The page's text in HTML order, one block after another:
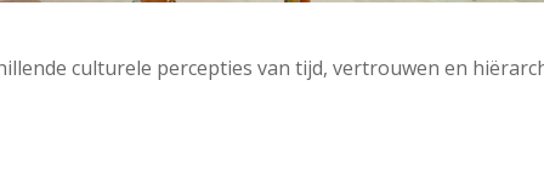
culturele percepties van tijd, vertrouwen en